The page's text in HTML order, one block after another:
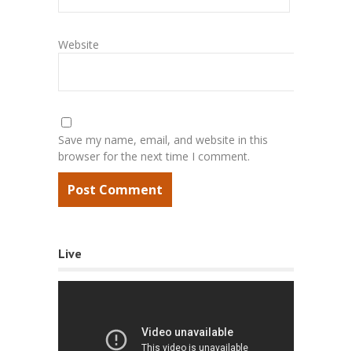
Website
Save my name, email, and website in this
browser for the next time I comment.
Live